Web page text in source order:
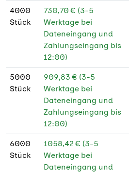
4000
Stück
730,70 € (3-5
Werktage bei
Dateneingang und
Zahlungseingang bis
12:00)
5000
Stück
909,83 € (3-5
Werktage bei
Dateneingang und
Zahlungseingang bis
12:00)
6000
Stück
1058,42 € (3-5
Werktage bei
Dateneingang und